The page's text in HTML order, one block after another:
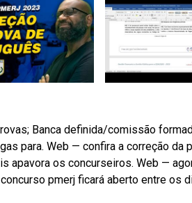
Banca definida/comissão
para. Web — confira a correção da
apavora os concurseiros. Web —
pmerj ficará aberto entre os